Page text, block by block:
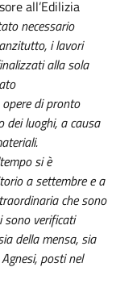
all’Edilizia
necessario
i lavori
alla sola
di pronto
dei luoghi, a causa
si è
a settembre e a
che sono
sono verificati
della mensa, sia
posti nel